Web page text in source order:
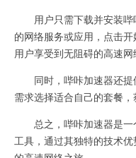
用户只需下载并安装哔
的网络服务或应用，点击
用户享受到无阻碍的高速网
同时，哔咔加速器还提
需求选择适合自己的套餐，
总之，哔咔加速器是一
工具，通过其独特的技术